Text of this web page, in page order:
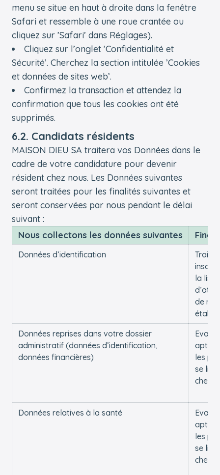
menu se situe en haut à droite dans la fenêtre
Safari et ressemble à une roue crantée ou
cliquez sur ’Safari’ dans Réglages).
Cliquez sur l’onglet ’Confidentialité et
Sécurité’. Cherchez la section intitulée ’Cookies
et données de sites web’.
Confirmez la transaction et attendez la
confirmation que tous les cookies ont été
supprimés.
6.2. Candidats résidents
MAISON DIEU SA traitera vos Données dans le
cadre de votre candidature pour devenir
résident chez nous. Les Données suivantes
seront traitées pour les finalités suivantes et
seront conservées par nous pendant le délai
suivant :
Nous collectons les données suivantes
Données d’identification
la liste
de nos
Données reprises dans votre dossier
administratif (données d’identification,
données financières)
les
se
chez
Données relatives à la santé
les
se
chez